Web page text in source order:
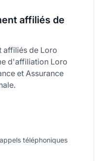
affiliés de
affiliés de Loro
d'affiliation Loro
et Assurance
téléphoniques